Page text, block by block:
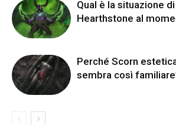
Qual è la situazione
Hearthstone al
Perché Scorn
sembra così